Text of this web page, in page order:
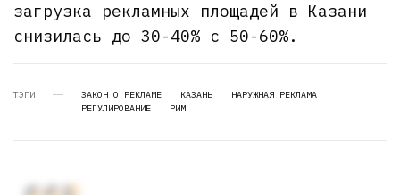
загрузка рекламных площадей в Казани
снизилась до 30-40% с 50-60%.
ТЭГИ ЗАКОН О РЕКЛАМЕ КАЗАНЬ
НАРУЖНАЯ РЕКЛАМА
РЕГУЛИРОВАНИЕ
РИМ